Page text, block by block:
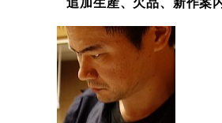
追加生産、欠品、新作案